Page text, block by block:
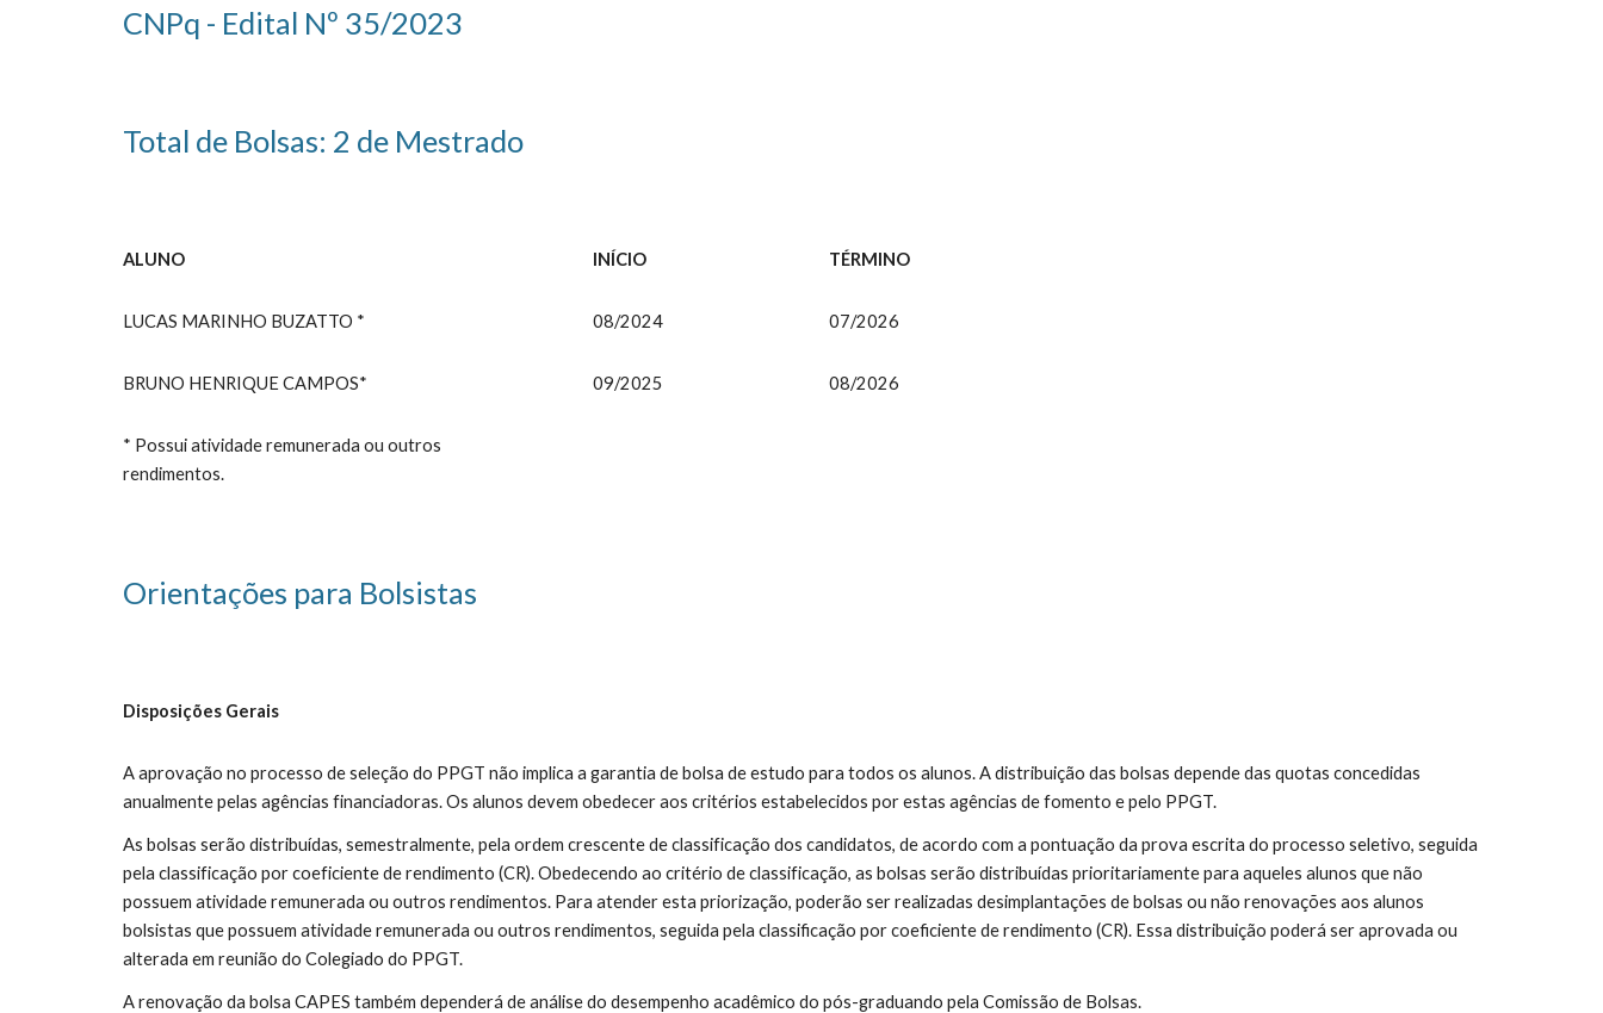
CNPq - Edital Nº 35/2023
Total de Bolsas: 2 de Mestrado
ALUNO
LUCAS MARINHO BUZATTO *
BRUNO HENRIQUE CAMPOS*
* Possui atividade remunerada ou outros
rendimentos.
INÍCIO
08/2024
09/2025
TÉRMINO
07/2026
08/2026
Orientações para Bolsistas
Disposições Gerais
A aprovação no processo de seleção do PPGT não implica a garantia de bolsa de estudo para todos os alunos. A distribuição das bolsas depende das quotas concedidas
anualmente pelas agências financiadoras. Os alunos devem obedecer aos critérios estabelecidos por estas agências de fomento e pelo PPGT.
As bolsas serão distribuídas, semestralmente, pela ordem crescente de classificação dos candidatos, de acordo com a pontuação da prova escrita do processo seletivo, seguida
pela classificação por coeficiente de rendimento (CR). Obedecendo ao critério de classificação, as bolsas serão distribuídas prioritariamente para aqueles alunos que não
possuem atividade remunerada ou outros rendimentos. Para atender esta priorização, poderão ser realizadas desimplantações de bolsas ou não renovações aos alunos
bolsistas que possuem atividade remunerada ou outros rendimentos, seguida pela classificação por coeficiente de rendimento (CR). Essa distribuição poderá ser aprovada ou
alterada em reunião do Colegiado do PPGT.
A renovação da bolsa CAPES também dependerá de análise do desempenho acadêmico do pós-graduando pela Comissão de Bolsas.